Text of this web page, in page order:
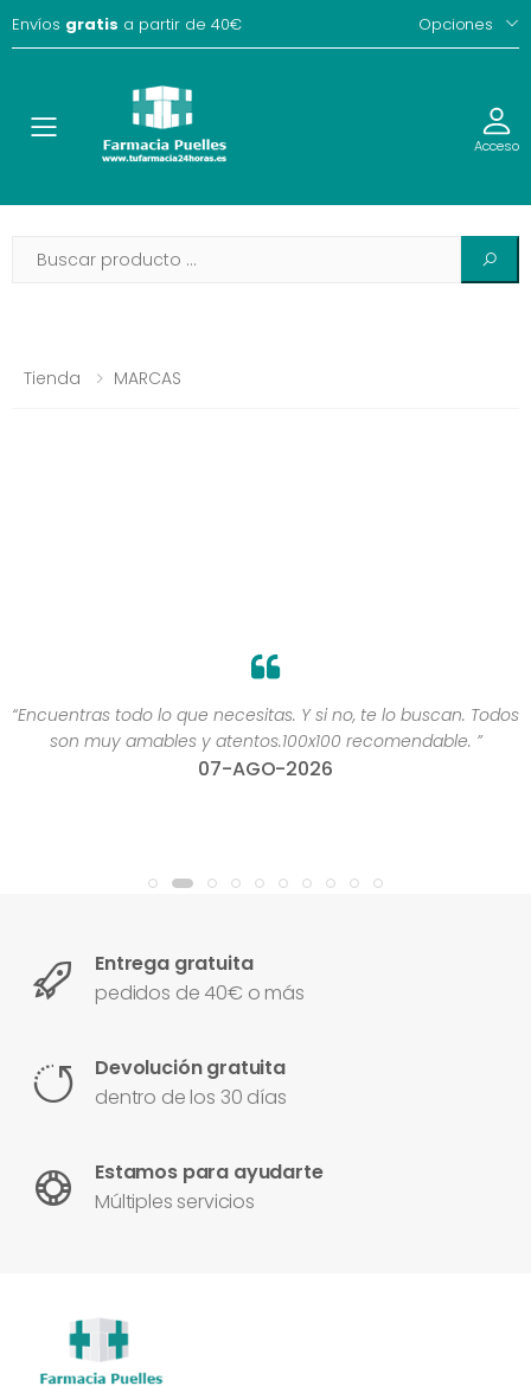
Envíos gratis a partir de 40€ Opciones
Toggle Acceso
Tienda MARCAS
“Encuentras todo lo que necesitas. Y si no, te lo buscan. Todos
son muy amables y atentos.100x100 recomendable. ”
07-AGO-2026
Entrega gratuita
pedidos de 40€ o más
Devolución gratuita
dentro de los 30 días
Estamos para ayudarte
Múltiples servicios